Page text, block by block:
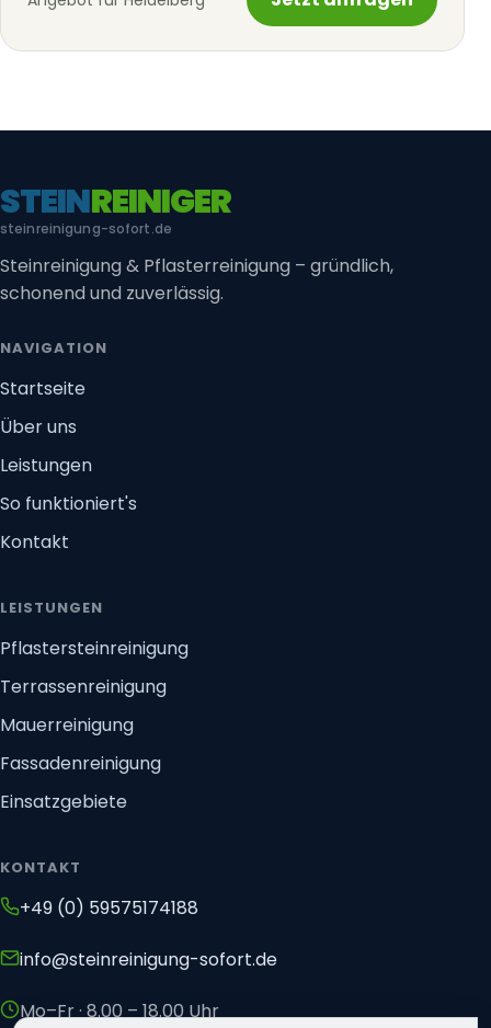
STEINREINIGER
steinreinigung-sofort.de
Steinreinigung & Pflasterreinigung – gründlich,
schonend und zuverlässig.
NAVIGATION
Startseite
Über uns
Leistungen
So funktioniert's
Kontakt
LEISTUNGEN
Pflastersteinreinigung
Terrassenreinigung
Mauerreinigung
Fassadenreinigung
Einsatzgebiete
KONTAKT
+49 (0) 59575174188
info@steinreinigung-sofort.de
Mo–Fr · 8.00 – 18.00 Uhr